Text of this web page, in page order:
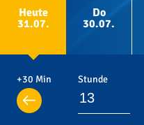
Heute
31.07.
Do
30.07.
+30 Min Stunde